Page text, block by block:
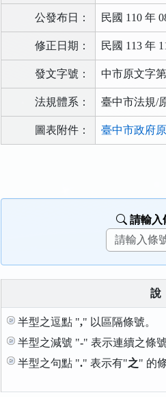
公發布日： 民國 110 年
修正日期： 民國 113 年
發文字號： 中市原文字
法規體系： 臺中市法規/
圖表附件： 臺中市政府
功
區
請輸入
半型之逗點 "," 以區隔條號。
半型之減號 "-" 表示連續之條號
半型之句點 "." 表示有"之" 的